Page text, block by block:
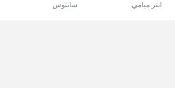
انتر ميامي سانتوس